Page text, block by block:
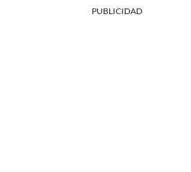
PUBLICIDAD